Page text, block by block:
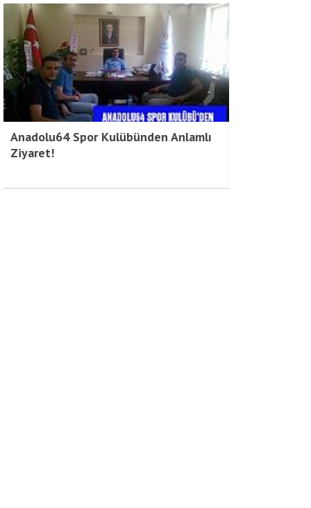
Anadolu64 Spor Kulübünden Anlamlı
Ziyaret!